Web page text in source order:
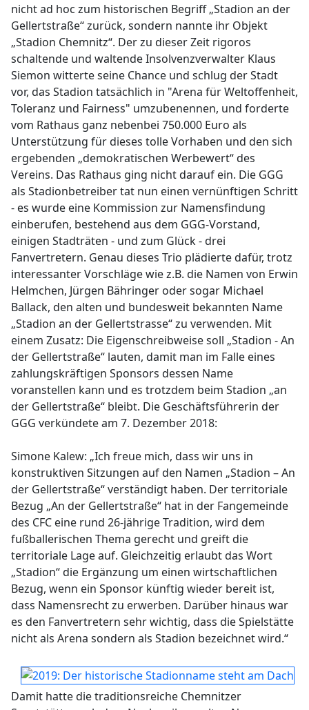
nicht ad hoc zum historischen Begriff „Stadion an der
Gellertstraße“ zurück, sondern nannte ihr Objekt
„Stadion Chemnitz“. Der zu dieser Zeit rigoros
schaltende und waltende Insolvenzverwalter Klaus
Siemon witterte seine Chance und schlug der Stadt
vor, das Stadion tatsächlich in "Arena für Weltoffenheit,
Toleranz und Fairness" umzubenennen, und forderte
vom Rathaus ganz nebenbei 750.000 Euro als
Unterstützung für dieses tolle Vorhaben und den sich
ergebenden „demokratischen Werbewert“ des
Vereins. Das Rathaus ging nicht darauf ein. Die GGG
als Stadionbetreiber tat nun einen vernünftigen Schritt
- es wurde eine Kommission zur Namensfindung
einberufen, bestehend aus dem GGG-Vorstand,
einigen Stadträten - und zum Glück - drei
Fanvertretern. Genau dieses Trio plädierte dafür, trotz
interessanter Vorschläge wie z.B. die Namen von Erwin
Helmchen, Jürgen Bähringer oder sogar Michael
Ballack, den alten und bundesweit bekannten Name
„Stadion an der Gellertstrasse“ zu verwenden. Mit
einem Zusatz: Die Eigenschreibweise soll „Stadion - An
der Gellertstraße“ lauten, damit man im Falle eines
zahlungskräftigen Sponsors dessen Name
voranstellen kann und es trotzdem beim Stadion „an
der Gellertstraße“ bleibt. Die Geschäftsführerin der
GGG verkündete am 7. Dezember 2018:
Simone Kalew: „Ich freue mich, dass wir uns in
konstruktiven Sitzungen auf den Namen „Stadion – An
der Gellertstraße“ verständigt haben. Der territoriale
Bezug „An der Gellertstraße“ hat in der Fangemeinde
des CFC eine rund 26-jährige Tradition, wird dem
fußballerischen Thema gerecht und greift die
territoriale Lage auf. Gleichzeitig erlaubt das Wort
„Stadion“ die Ergänzung um einen wirtschaftlichen
Bezug, wenn ein Sponsor künftig wieder bereit ist,
dass Namensrecht zu erwerben. Darüber hinaus war
es den Fanvertretern sehr wichtig, dass die Spielstätte
nicht als Arena sondern als Stadion bezeichnet wird.“
Damit hatte die traditionsreiche Chemnitzer